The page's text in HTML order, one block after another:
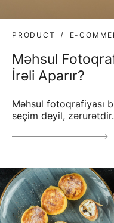
PRODUCT E-
Məhsul
İrəli Aparır?
Məhsul fotoqrafiyası
seçim deyil, zərurətdir.